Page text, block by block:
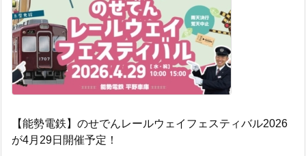
【能勢電鉄】のせでんレールウェイフェスティバル2026
が4月29日開催予定！